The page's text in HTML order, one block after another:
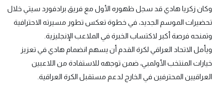
وكان زكريا هادي قد سجل ظهوره الأول مع فريق برادفورد سيتي خلال
تحضيرات الموسم الجديد، في خطوة تعكس تطور مسيرته الاحترافية
وتمنحه فرصة أكبر لاكتساب الخبرة في الملاعب الإنجليزية.
ويأمل الاتحاد العراقي لكرة القدم أن يسهم انضمام هادي في تعزيز
خيارات المنتخب الأولمبي، ضمن توجهه للاستفادة من اللاعبين
العراقيين المحترفين في الخارج لدعم مستقبل الكرة العراقية.